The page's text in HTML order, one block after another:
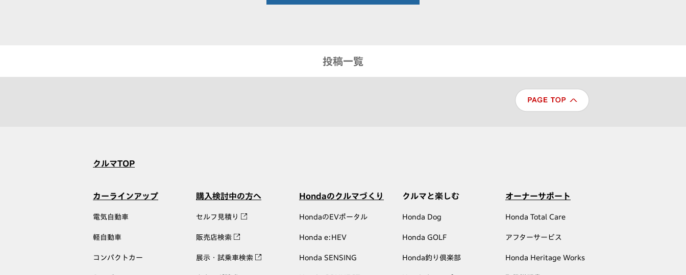
投稿一覧
クルマTOP
カーラインアップ
電気自動車
軽自動車
コンパクトカー
購入検討中の方へ
セルフ見積り
販売店検索
展示・試乗車検索
Hondaのクルマづくり
HondaのEVポータル
Honda e:HEV
Honda SENSING
クルマと楽しむ
Honda Dog
Honda GOLF
Honda釣り倶楽部
オーナーサポート
Honda Total Care
アフターサービス
Honda Heritage Works